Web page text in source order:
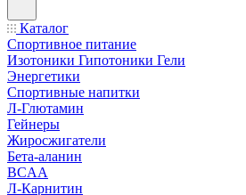
Каталог
Спортивное питание
Изотоники Гипотоники Гели
Энергетики
Спортивные напитки
Л-Глютамин
Гейнеры
Жиросжигатели
Бета-аланин
BCAA
Л-Карнитин